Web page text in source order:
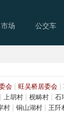
市场 公交车
会 |旺吴桥居委会 |
|上胡村 |枧畴村 |石
村 |铜山湖村 | 王阡